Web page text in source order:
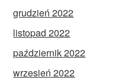
grudzień 2022
listopad 2022
październik 2022
wrzesień 2022